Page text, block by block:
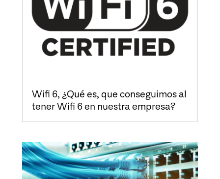
Wifi 6, ¿Qué es, que conseguimos al
tener Wifi 6 en nuestra empresa?